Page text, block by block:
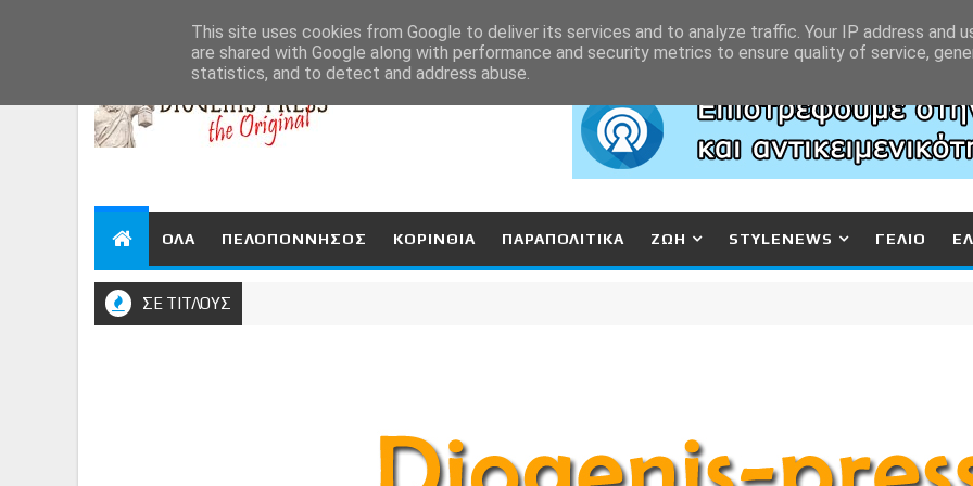
ΟΛΑ ΠΕΛΟΠΟΝΝΗΣΟΣ ΚΟΡΙΝΘΙΑ ΠΑΡΑΠΟΛΙΤΙΚΑ ΖΩΗ STYLENEWS ΓΕΛΙΟ
ΣΕ ΤΙΤΛΟΥΣ
This site uses cookies from Google to deliver its services and to analyze traffic. Your IP address and
are shared with Google along with performance and security metrics to ensure quality of service,
statistics, and to detect and address abuse.